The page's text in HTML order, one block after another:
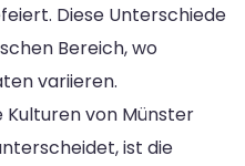
Diese Unterschiede
Bereich, wo
variieren.
Kulturen von Münster
ist die